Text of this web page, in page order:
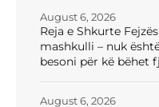
Reja e Shkurte
mashkulli – nuk
besoni për kë bëhet
August 6, 2026
August 6, 2026